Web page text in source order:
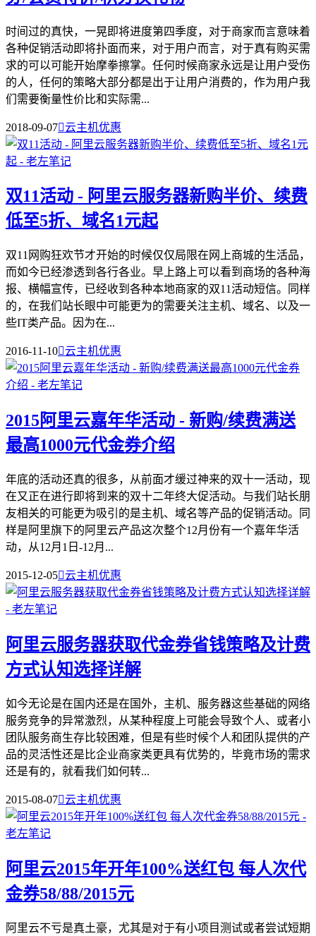
时间过的真快，一晃即将进度第四季度，对于商家而言意味着
各种促销活动即将扑面而来，对于用户而言，对于真有购买需
求的可以可能开始摩拳擦掌。任何时候商家永远是让用户受伤
的人，任何的策略大部分都是出于让用户消费的，作为用户我
们需要衡量性价比和实际需...
2018-09-07云主机优惠
双11活动 - 阿里云服务器新购半价、续费
低至5折、域名1元起
双11网购狂欢节才开始的时候仅仅局限在网上商城的生活品，
而如今已经渗透到各行各业。早上路上可以看到商场的各种海
报、横幅宣传，已经收到各种本地商家的双11活动短信。同样
的，在我们站长眼中可能更为的需要关注主机、域名、以及一
些IT类产品。因为在...
2016-11-10云主机优惠
2015阿里云嘉年华活动 - 新购/续费满送
最高1000元代金券介绍
年底的活动还真的很多，从前面才缓过神来的双十一活动，现
在又正在进行即将到来的双十二年终大促活动。与我们站长朋
友相关的可能更为吸引的是主机、域名等产品的促销活动。同
样是阿里旗下的阿里云产品这次整个12月份有一个嘉年华活
动，从12月1日-12月...
2015-12-05云主机优惠
阿里云服务器获取代金券省钱策略及计费
方式认知选择详解
如今无论是在国内还是在国外，主机、服务器这些基础的网络
服务竞争的异常激烈，从某种程度上可能会导致个人、或者小
团队服务商生存比较困难，但是有些时候个人和团队提供的产
品的灵活性还是比企业商家类更具有优势的，毕竟市场的需求
还是有的，就看我们如何转...
2015-08-07云主机优惠
阿里云2015年开年100%送红包 每人次代
金券58/88/2015元
阿里云不亏是真土豪，尤其是对于有小项目测试或者尝试短期